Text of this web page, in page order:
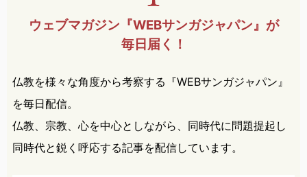
ウェブマガジン『WEBサンガジャパン』が
毎日届く！
仏教を様々な角度から考察する『WEBサンガジャパン』
を毎日配信。
仏教、宗教、心を中心としながら、同時代に問題提起し
同時代と鋭く呼応する記事を配信しています。